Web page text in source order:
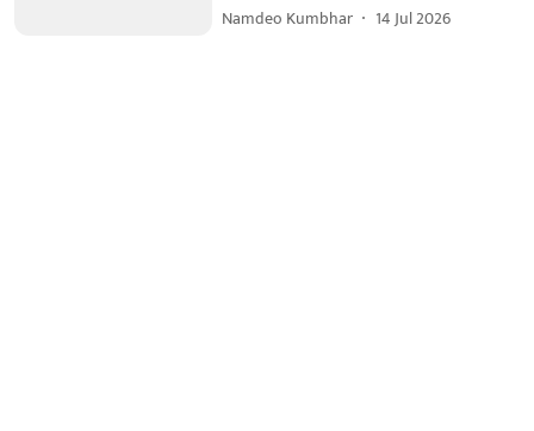
Namdeo Kumbhar 14 Jul 2026